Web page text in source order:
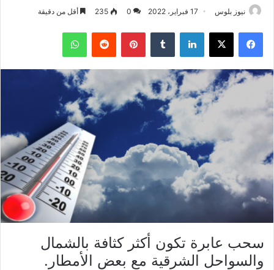
نيوز بلوس 17 فبراير، 2022 0
235 أقل من دقيقة
فيسبوك X لينكدإن بينتيريست واتساب
سحب عابرة تكون أكثر كثافة بالشمال
والسواحل الشرقية مع بعض الأمطار.